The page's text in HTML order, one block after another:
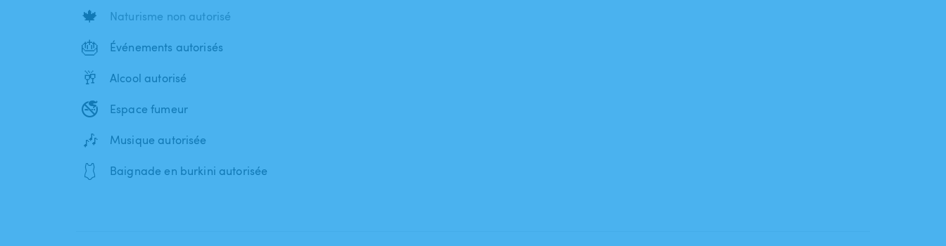
🍁 Naturisme non autorisé
🎂 Événements autorisés
🥂 Alcool autorisé
🚭 Espace fumeur
🎶 Musique autorisée
🩱 Baignade en burkini autorisée